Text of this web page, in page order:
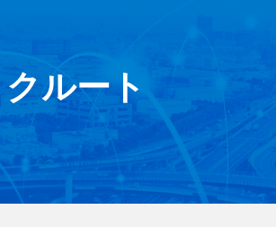
クルート